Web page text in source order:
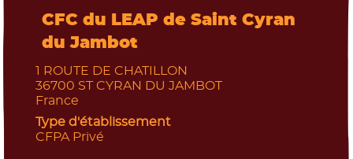
CFC du LEAP de Saint Cyran
du Jambot
1 ROUTE DE CHATILLON
36700 ST CYRAN DU JAMBOT
France
Type d'établissement
CFPA Privé